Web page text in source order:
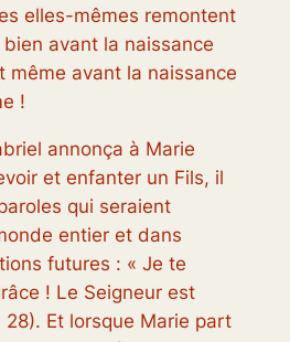
elles-mêmes remontent
avant la naissance
même avant la naissance
!
annonça à Marie
et enfanter un Fils, il
qui seraient
entier et dans
futures : « Je te
! Le Seigneur est
28). Et lorsque Marie part